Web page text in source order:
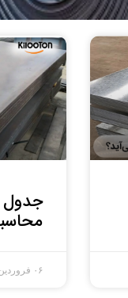
جدول
۰۶ فروردین ۱۴۰۴